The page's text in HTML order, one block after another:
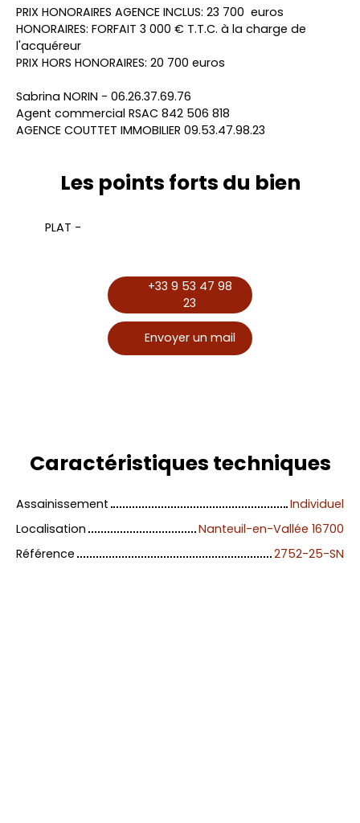
PRIX HONORAIRES AGENCE INCLUS: 23 700 euros
HONORAIRES: FORFAIT 3 000 € T.T.C. à la charge de
l'acquéreur
PRIX HORS HONORAIRES: 20 700 euros
Sabrina NORIN - 06.26.37.69.76
Agent commercial RSAC 842 506 818
AGENCE COUTTET IMMOBILIER 09.53.47.98.23
Les points forts du bien
PLAT -
+33 9 53 47 98
23
Envoyer un mail
Caractéristiques techniques
Assainissement
Individuel
Localisation
Nanteuil-en-Vallée 16700
Référence
2752-25-SN